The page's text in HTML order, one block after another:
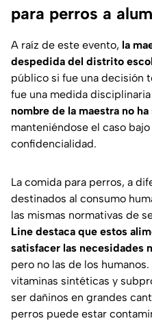
para perros a
A raíz de este evento, la
despedida del distrito
público si fue una decisión
fue una medida
nombre de la maestra no
manteniéndose el caso
confidencialidad.
La comida para perros, a
destinados al consumo
las mismas normativas de
Line destaca que estos
satisfacer las necesidades
pero no las de los
vitaminas sintéticas y
ser dañinos en grandes
perros puede estar